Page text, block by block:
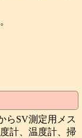
らSV測定用メス
計、温度計、掃